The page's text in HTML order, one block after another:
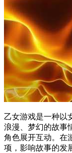
乙女游戏是一种以
浪漫、梦幻的故事
角色展开互动。在
项，影响故事的发